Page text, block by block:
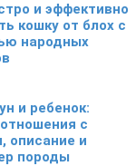
и эффективно
кошку от блох с
народных
и ребенок:
с
описание и
породы